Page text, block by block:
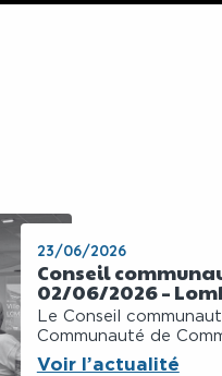
23/06/2026
Conseil
02/06/2026 –
Le Conseil
Communauté de
Voir l’actualité